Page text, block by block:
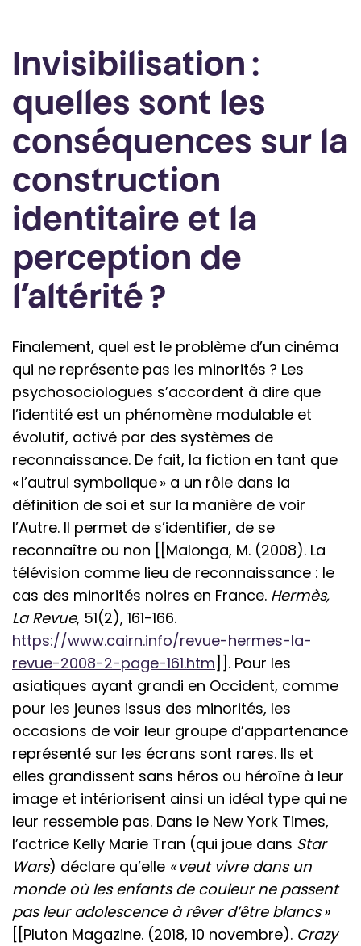
Invisibilisation :
quelles sont les
conséquences sur la
construction
identitaire et la
perception de
l’altérité ?
Finalement, quel est le problème d’un cinéma
qui ne représente pas les minorités ? Les
psychosociologues s’accordent à dire que
l’identité est un phénomène modulable et
évolutif, activé par des systèmes de
reconnaissance. De fait, la fiction en tant que
« l’autrui symbolique » a un rôle dans la
définition de soi et sur la manière de voir
l’Autre. Il permet de s’identifier, de se
reconnaître ou non [[Malonga, M. (2008). La
télévision comme lieu de reconnaissance : le
cas des minorités noires en France. Hermès,
La Revue, 51(2), 161-166.
https://www.cairn.info/revue-hermes-la-
revue-2008-2-page-161.htm ]]. Pour les
asiatiques ayant grandi en Occident, comme
pour les jeunes issus des minorités, les
occasions de voir leur groupe d’appartenance
représenté sur les écrans sont rares. Ils et
elles grandissent sans héros ou héroïne à leur
image et intériorisent ainsi un idéal type qui ne
leur ressemble pas. Dans le New York Times,
l’actrice Kelly Marie Tran (qui joue dans Star
Wars) déclare qu’elle « veut vivre dans un
monde où les enfants de couleur ne passent
pas leur adolescence à rêver d’être blancs »
[[Pluton Magazine. (2018, 10 novembre). Crazy